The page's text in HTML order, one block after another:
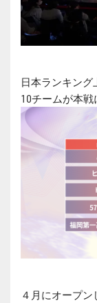
日本ランキン
10チームが本戦
４月にオープン